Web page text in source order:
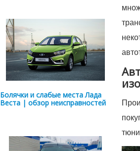
Болячки и слабые места Лада
Веста | обзор неисправностей